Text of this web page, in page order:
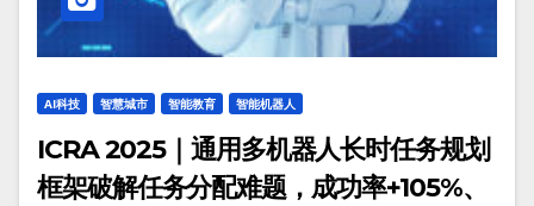
AI科技 智慧城市 智能教育 智能机器人
ICRA 2025｜通用多机器人长时任务规划
框架破解任务分配难题，成功率+105%、